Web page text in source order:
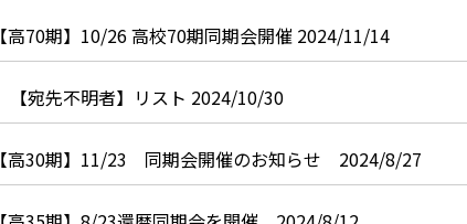
【高70期】10/26 高校70期同期会開催 2024/11/14
【宛先不明者】リスト 2024/10/30
【高30期】11/23 同期会開催のお知らせ 2024/8/27